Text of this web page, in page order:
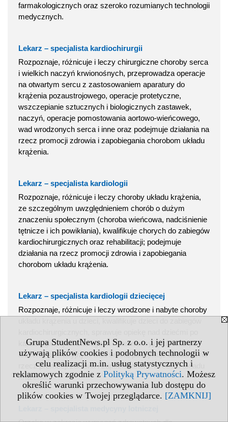
Grupa StudentNews.pl Sp. z o.o. i jej partnerzy
używają plików cookies i podobnych technologii w
celu realizacji m.in. usług statystycznych i
reklamowych zgodnie z Polityką Prywatności. Możesz
określić warunki przechowywania lub dostępu do
plików cookies w Twojej przeglądarce. [ZAMKNIJ]
farmakologicznych oraz szeroko rozumianych technologii
medycznych.
Lekarz – specjalista kardiochirurgii
Rozpoznaje, różnicuje i leczy chirurgiczne choroby serca
i wielkich naczyń krwionośnych, przeprowadza operacje
na otwartym sercu z zastosowaniem aparatury do
krążenia pozaustrojowego, operacje protetyczne,
wszczepianie sztucznych i biologicznych zastawek,
naczyń, operacje pomostowania aortowo-wieńcowego,
wad wrodzonych serca i inne oraz podejmuje działania na
rzecz promocji zdrowia i zapobiegania chorobom układu
krążenia.
Lekarz – specjalista kardiologii
Rozpoznaje, różnicuje i leczy choroby układu krążenia,
ze szczególnym uwzględnieniem chorób o dużym
znaczeniu społecznym (choroba wieńcowa, nadciśnienie
tętnicze i ich powikłania), kwalifikuje chorych do zabiegów
kardiochirurgicznych oraz rehabilitacji; podejmuje
działania na rzecz promocji zdrowia i zapobiegania
chorobom układu krążenia.
Lekarz – specjalista kardiologii dziecięcej
Rozpoznaje, różnicuje i leczy wrodzone i nabyte choroby
kardiologicznych zabiegach i interwencyjnych oraz po
leczeniu operacyjnym wad serca, podejmuje działania na
rzecz promocji zdrowia i zapobiegania chorobom układu
krążenia.